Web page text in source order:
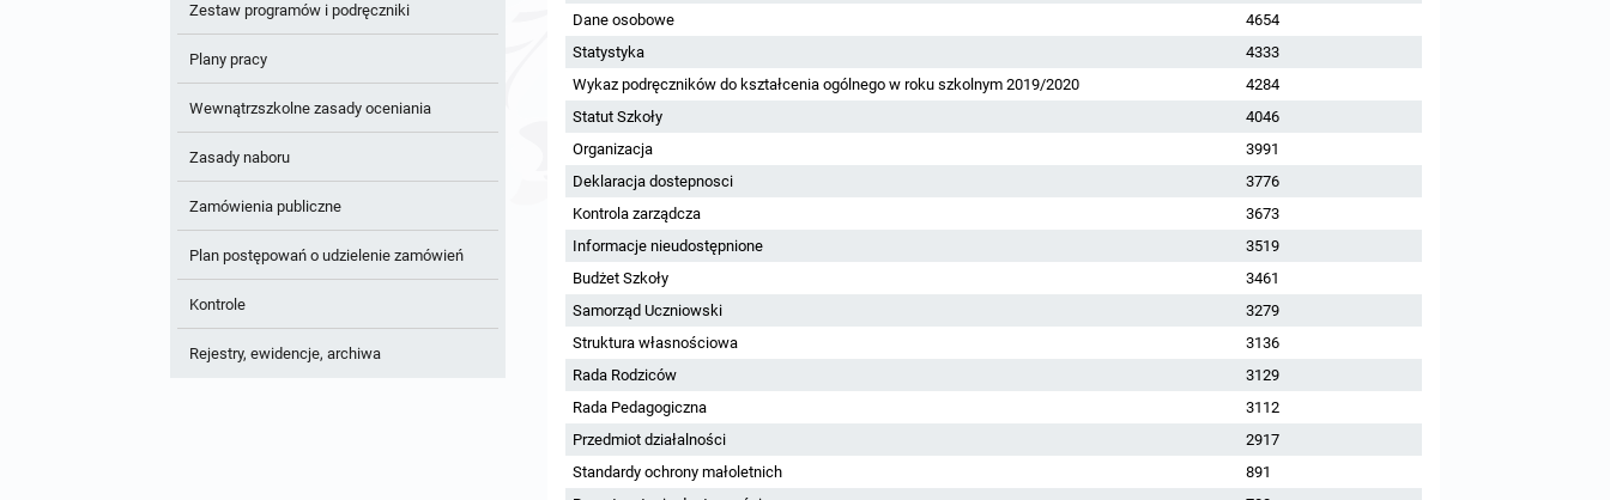
Zestaw programów i podręczniki
Plany pracy
Wewnątrzszkolne zasady oceniania
Zasady naboru
Zamówienia publiczne
Plan postępowań o udzielenie zamówień
Kontrole
Rejestry, ewidencje, archiwa
Dane osobowe
4654
Statystyka
4333
Wykaz podręczników do kształcenia ogólnego w roku szkolnym 2019/2020
4284
Statut Szkoły
4046
Organizacja
3991
Deklaracja dostepnosci
3776
Kontrola zarządcza
3673
Informacje nieudostępnione
3519
Budżet Szkoły
3461
Samorząd Uczniowski
3279
Struktura własnościowa
3136
Rada Rodziców
3129
Rada Pedagogiczna
3112
Przedmiot działalności
2917
Standardy ochrony małoletnich
891